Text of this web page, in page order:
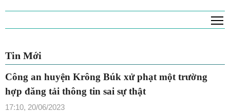
Tin Mới
Công an huyện Krông Búk xử phạt một trường
hợp đăng tải thông tin sai sự thật
17:10, 20/06/2023